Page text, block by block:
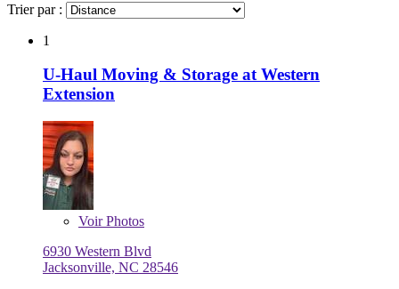
Trier par :
1
U-Haul Moving & Storage at Western
Extension
VoirPhotos
6930 Western Blvd
Jacksonville, NC 28546